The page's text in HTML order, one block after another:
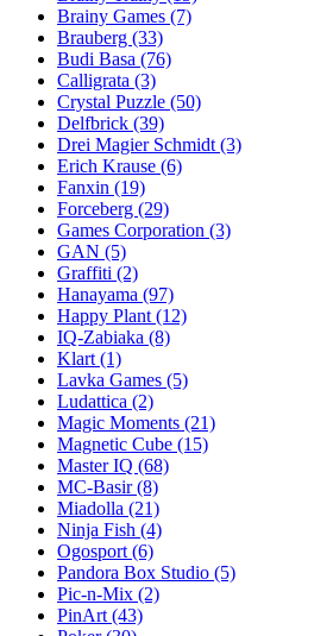
Brainy Games (7)
Brauberg (33)
Budi Basa (76)
Calligrata (3)
Crystal Puzzle (50)
Delfbrick (39)
Drei Magier Schmidt (3)
Erich Krause (6)
Fanxin (19)
Forceberg (29)
Games Corporation (3)
GAN (5)
Graffiti (2)
Hanayama (97)
Happy Plant (12)
IQ-Zabiaka (8)
Klart (1)
Lavka Games (5)
Ludattica (2)
Magic Moments (21)
Magnetic Cube (15)
Master IQ (68)
MC-Basir(8)
Miadolla (21)
Ninja Fish (4)
Ogosport (6)
Pandora Box Studio (5)
Pic-n-Mix (2)
PinArt (43)